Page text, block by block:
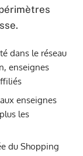
dans le réseau
enseignes
enseignes
les
du Shopping